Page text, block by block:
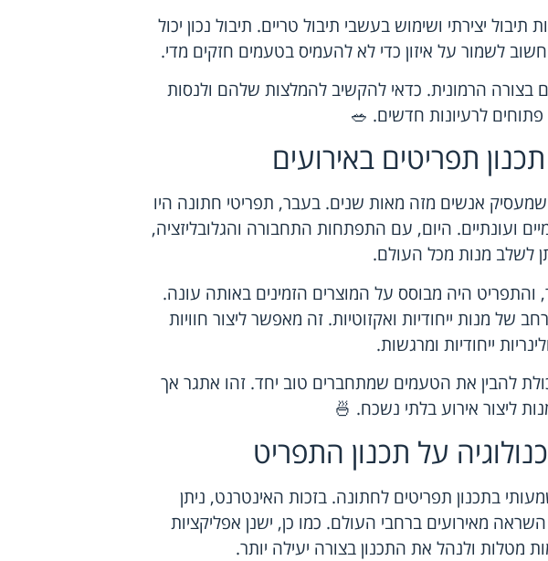
יצירתי ושימוש בעשבי תיבול טריים. תיבול נכון יכול
לשמור על איזון כדי לא להעמיס בטעמים חזקים מדי.
בצורה הרמונית. כדאי להקשיב להמלצות שלהם ולנסות
פתוחים לרעיונות חדשים. 🥗
תפריטים באירועים
אנשים מזה מאות שנים. בעבר, תפריטי חתונה היו
ועונתיים. היום, עם התפתחות התחבורה והגלובליזציה,
לשלב מנות מכל העולם.
והתפריט היה מבוסס על המוצרים הזמינים באותה עונה.
של מנות ייחודיות ואקזוטיות. זה מאפשר ליצור חוויות
ייחודיות ומרגשות.
להבין את הטעמים שמתחברים טוב יחד. זהו אתגר אך
ליצור אירוע בלתי נשכח. 🍜
על תכנון התפריט
בתכנון תפריטים לחתונה. בזכות האינטרנט, ניתן
מאירועים ברחבי העולם. כמו כן, ישנן אפליקציות
מטלות ולנהל את התכנון בצורה יעילה יותר.